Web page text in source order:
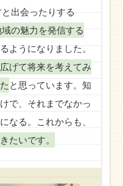
出会ったりする
域の魅力を発信する
ようになりました。
げて将来を考えてみ
と思っています。知
で、それまでなかっ
なる。これからも、
たいです。